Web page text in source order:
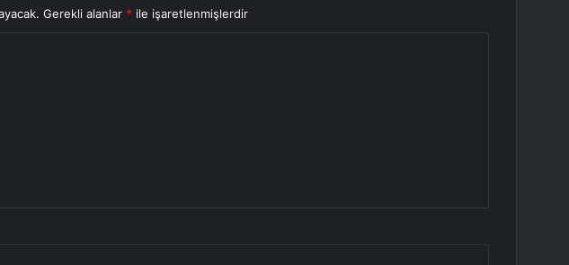
Gerekli alanlar * ile işaretlenmişlerdir